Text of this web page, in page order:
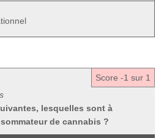
Score -1 sur 1
lesquelles sont à
de cannabis ?